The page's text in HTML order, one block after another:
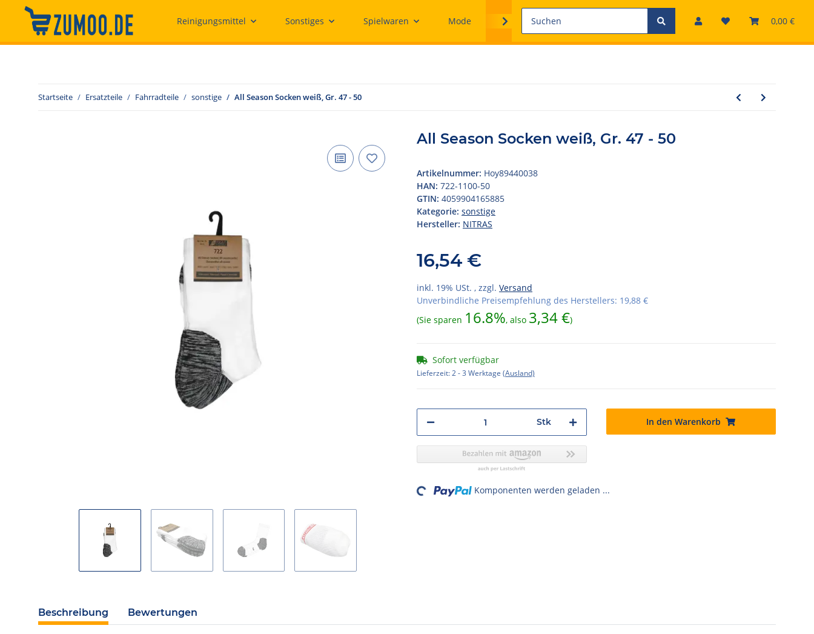
0,00 €
Reinigungsmittel Sonstiges Spielwaren Mode Ersatzteile
Startseite Ersatzteile Fahrradteile sonstige All Season Socken weiß, Gr. 47 - 50
All Season Socken weiß, Gr. 47 - 50
Artikelnummer: Hoy89440038
HAN: 722-1100-50
GTIN: 4059904165885
Kategorie: sonstige
Hersteller: NITRAS
16,54 €
inkl. 19% USt. , zzgl. Versand
Unverbindliche Preisempfehlung des Herstellers: 19,88 €
(Sie sparen 16.8%, also 3,34 €)
Sofort verfügbar
Lieferzeit:2 - 3 Werktage (Ausland)
Stk In den Warenkorb
Loading... Komponenten werden geladen ...
Beschreibung Bewertungen